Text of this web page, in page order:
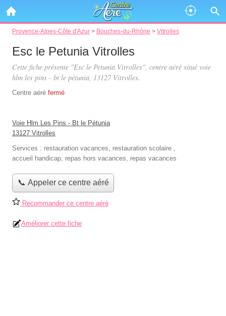
Provence-Alpes-Côte d'Azur > Bouches-du-Rhône > Vitrolles
Esc le Petunia Vitrolles
Cette fiche présente "Esc le Petunia Vitrolles", centre aéré situé voie
hlm les pins - bt le pétunia, 13127 Vitrolles.
Centre aéré fermé
Voie Hlm Les Pins - Bt le Pétunia
13127 Vitrolles
Services : restauration vacances, restauration scolaire ,
accueil handicap, repas hors vacances, repas vacances
📞 Appeler ce centre aéré
Recommander ce centre aéré
Améliorer cette fiche